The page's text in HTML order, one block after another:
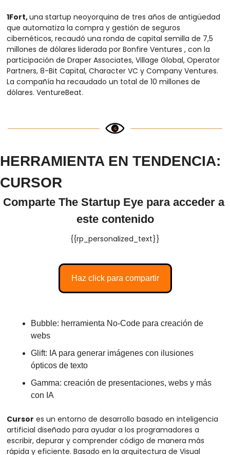
1Fort, una startup neoyorquina de tres años de antigüedad
que automatiza la compra y gestión de seguros
cibernéticos, recaudó una ronda de capital semilla de 7,5
millones de dólares liderada por Bonfire Ventures , con la
participación de Draper Associates, Village Global, Operator
Partners, 8-Bit Capital, Character VC y Company Ventures.
La compañía ha recaudado un total de 10 millones de
dólares. VentureBeat.
HERRAMIENTA EN TENDENCIA:
CURSOR
Comparte The Startup Eye para acceder a
este contenido
{{rp_personalized_text}}
Haz click para compartir
Bubble: herramienta No-Code para creación de
webs
Glift: IA para generar imágenes con ilusiones
ópticos de texto
Gamma: creación de presentaciones, webs y más
con IA
Cursor es un entorno de desarrollo basado en inteligencia
artificial diseñado para ayudar a los programadores a
escribir, depurar y comprender código de manera más
rápida y eficiente. Basado en la arquitectura de Visual